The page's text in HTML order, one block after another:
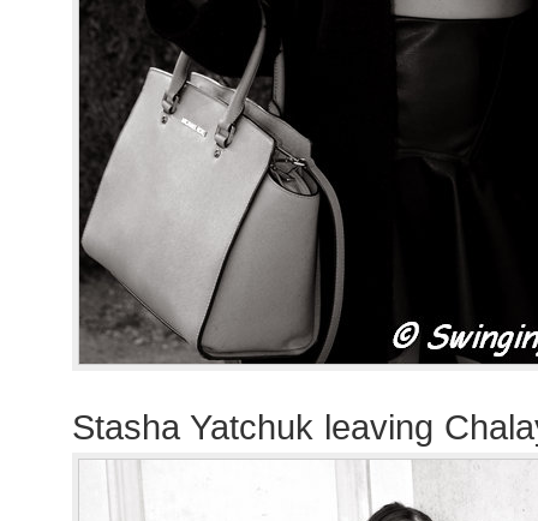
Stasha Yatchuk leaving